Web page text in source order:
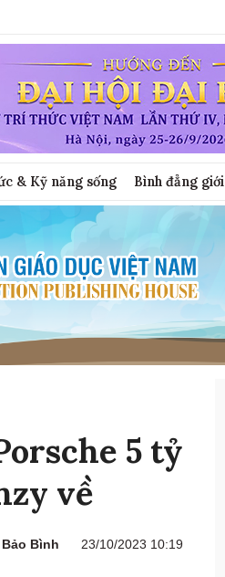
& Kỹ năng sống Bình đẳng giới
5 tỷ
về
Bảo Bình 23/10/2023 10:19